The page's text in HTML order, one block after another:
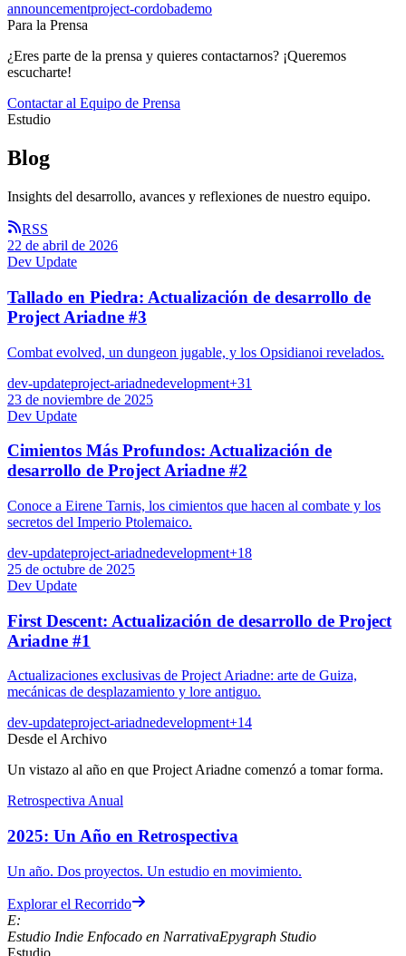
announcementproject-cordobademo
Para la Prensa
¿Eres parte de la prensa y quieres contactarnos? ¡Queremos
escucharte!
Contactar al Equipo de Prensa
Estudio
Blog
Insights del desarrollo, avances y reflexiones de nuestro equipo.
RSS
22 de abril de 2026
Dev Update
Tallado en Piedra: Actualización de desarrollo de
Project Ariadne #3
Combat evolved, un dungeon jugable, y los Opsidianoi revelados.
dev-updateproject-ariadnedevelopment+31
23 de noviembre de 2025
Dev Update
Cimientos Más Profundos: Actualización de
desarrollo de Project Ariadne #2
Conoce a Eirene Tarnis, los cimientos que hacen al combate y los
secretos del Imperio Ptolemaico.
dev-updateproject-ariadnedevelopment+18
25 de octubre de 2025
Dev Update
First Descent: Actualización de desarrollo de Project
Ariadne #1
Actualizaciones exclusivas de Project Ariadne: arte de Guiza,
mecánicas de desplazamiento y lore antiguo.
dev-updateproject-ariadnedevelopment+14
Desde el Archivo
Un vistazo al año en que Project Ariadne comenzó a tomar forma.
Retrospectiva Anual
2025: Un Año en Retrospectiva
Un año. Dos proyectos. Un estudio en movimiento.
Explorar el Recorrido
E:
Estudio Indie Enfocado en NarrativaEpygraph Studio
Estudio